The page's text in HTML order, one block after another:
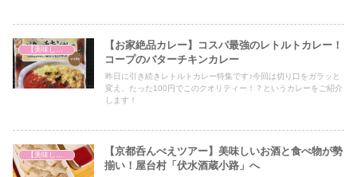
【お家絶品カレー】コスパ最強のレトルトカレー！
コープのバターチキンカレー
昨日に引き続きレトルトカレー特集です♪今回は切り口をガラッと
変え、たった100円でこのクオリティー！？というカレーをご紹介
します！
【美味しいは正義】
【京都呑んべえツアー】美味しいお酒と食べ物が勢
揃い！屋台村「伏水酒蔵小路」へ